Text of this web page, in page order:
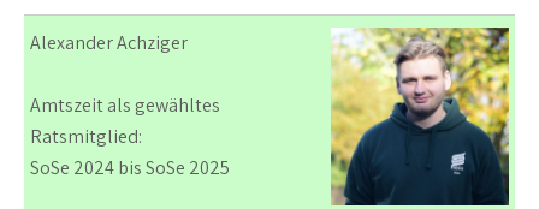
Alexander Achziger
Amtszeit als gewähltes
Ratsmitglied:
SoSe 2024 bis SoSe 2025